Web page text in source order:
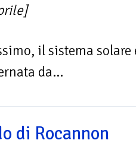
il sistema solare
da...
di Rocannon